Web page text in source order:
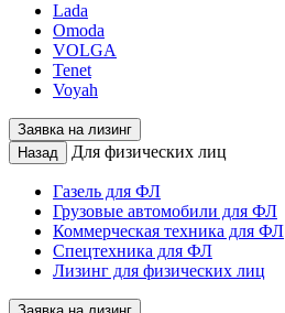
Lada
Omoda
VOLGA
Tenet
Voyah
Заявка на лизинг
Назад
Для физических лиц
Газель для ФЛ
Грузовые автомобили для ФЛ
Коммерческая техника для ФЛ
Спецтехника для ФЛ
Лизинг для физических лиц